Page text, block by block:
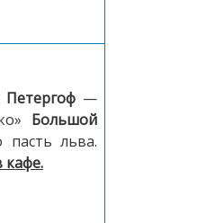
Петергоф —
Большой
льва.
кафе.